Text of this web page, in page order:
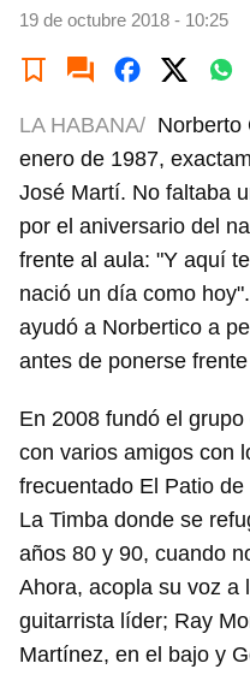
19 de octubre 2018 - 10:25
LA HABANA/ Norberto
enero de 1987,
José Martí. No faltaba
por el aniversario del
frente al aula: "Y aquí
nació un día como
ayudó a Norbertico a
antes de ponerse
En 2008 fundó el
con varios amigos con
frecuentado El Patio
La Timba donde se
años 80 y 90, cuando
Ahora, acopla su voz a
guitarrista líder; Ray
Martínez, en el bajo y